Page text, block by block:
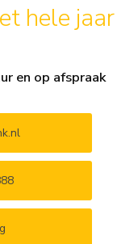
hele jaar
en op afspraak